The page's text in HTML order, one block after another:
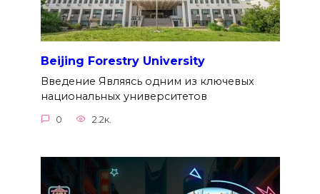
Beijing Forestry University
Введение Являясь одним из ключевых
национальных университетов
0 2.2к.